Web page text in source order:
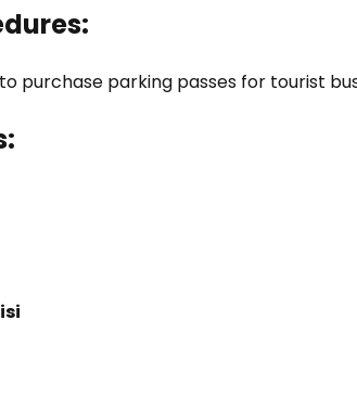
purchase parking passes for tourist